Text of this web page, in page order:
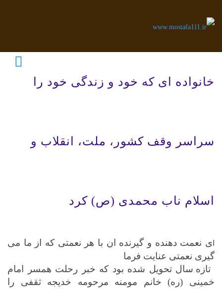
خانواده ای که خود و زندگی خود را
سراسر وقف کشور، ملت، انقلاب و
اسلام ناب محمدی (ص) کرد
ی نعمت دهنده و گیرنده ان با هر نعمتی که از ما می
گیری نعمتی عنایت فرما
تازه سال تحویل شده بود که خبر رحلت همسر امام
خمینی (ره) خانم مومنه مرحومه خدیجه ثقفی را